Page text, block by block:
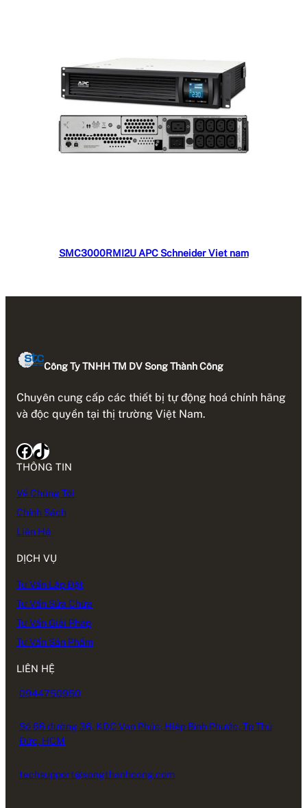
Đọc tiếp
SMC3000RMI2U APC Schneider Viet nam
Công Ty TNHH TM DV Song Thành Công
Chuyên cung cấp các thiết bị tự động hoá chính hãng
và độc quyền tại thị trường Việt Nam.
Facebook TikTok
THÔNG TIN
Về Chúng Tôi
Chính Sách
Liên Hệ
DỊCH VỤ
Tư Vấn Lắp Đặt
Tư Vấn Sửa Chữa
Tư Vấn Giải Pháp
Tư Vấn Sản Phẩm
LIÊN HỆ
0944750950
Số 66 đường 36, KDC Vạn Phúc, Hiệp Bình Phước, Tp Thủ
Đức, HCM
techsupport@songthanhcong.com